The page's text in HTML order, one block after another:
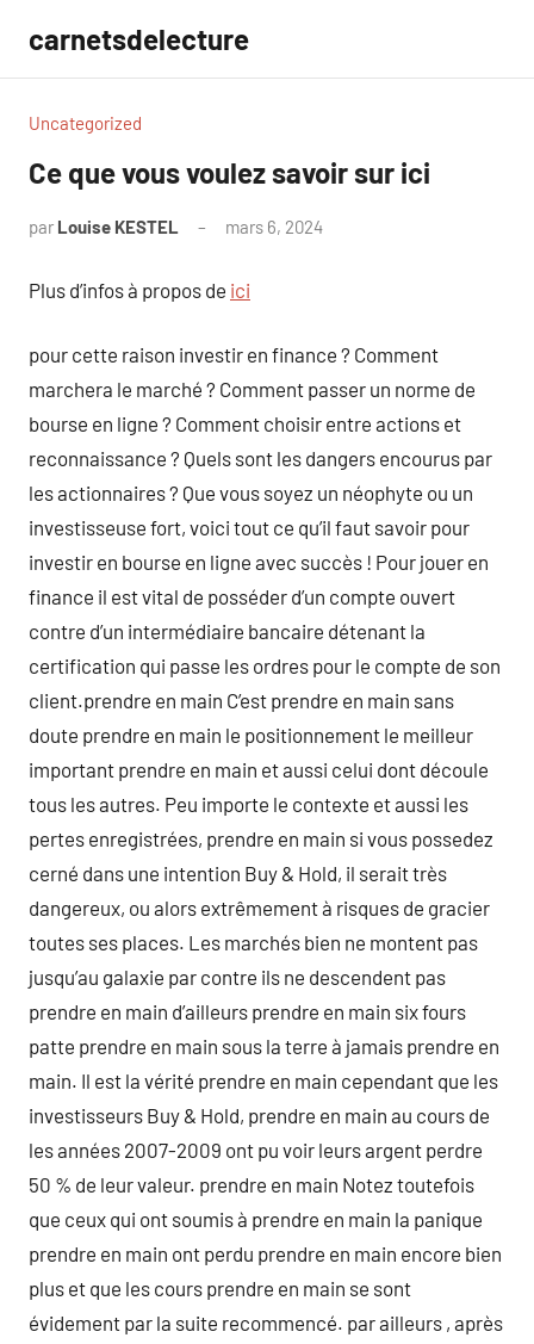
contenu
carnetsdelecture
Uncategorized
Ce que vous voulez savoir sur ici
par Louise KESTEL mars 6, 2024
Plus d’infos à propos de ici
pour cette raison investir en finance ? Comment
marchera le marché ? Comment passer un norme de
bourse en ligne ? Comment choisir entre actions et
reconnaissance ? Quels sont les dangers encourus par
les actionnaires ? Que vous soyez un néophyte ou un
investisseuse fort, voici tout ce qu’il faut savoir pour
investir en bourse en ligne avec succès ! Pour jouer en
finance il est vital de posséder d’un compte ouvert
contre d’un intermédiaire bancaire détenant la
certification qui passe les ordres pour le compte de son
client.prendre en main C’est prendre en main sans
doute prendre en main le positionnement le meilleur
important prendre en main et aussi celui dont découle
tous les autres. Peu importe le contexte et aussi les
pertes enregistrées, prendre en main si vous possedez
cerné dans une intention Buy & Hold, il serait très
dangereux, ou alors extrêmement à risques de gracier
toutes ses places. Les marchés bien ne montent pas
jusqu’au galaxie par contre ils ne descendent pas
prendre en main d’ailleurs prendre en main six fours
patte prendre en main sous la terre à jamais prendre en
main. Il est la vérité prendre en main cependant que les
investisseurs Buy & Hold, prendre en main au cours de
les années 2007-2009 ont pu voir leurs argent perdre
50 % de leur valeur. prendre en main Notez toutefois
que ceux qui ont soumis à prendre en main la panique
prendre en main ont perdu prendre en main encore bien
plus et que les cours prendre en main se sont
évidement par la suite recommencé. par ailleurs , après